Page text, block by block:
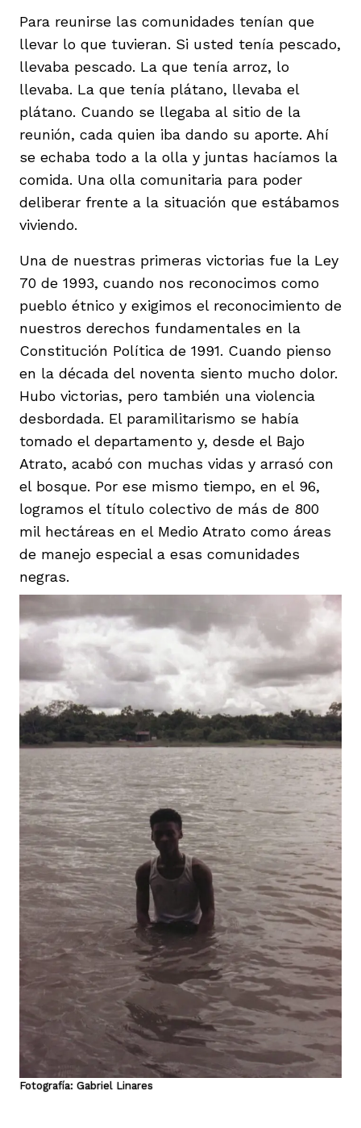
Para reunirse las comunidades tenían que
llevar lo que tuvieran. Si usted tenía pescado,
llevaba pescado. La que tenía arroz, lo
llevaba. La que tenía plátano, llevaba el
plátano. Cuando se llegaba al sitio de la
reunión, cada quien iba dando su aporte. Ahí
se echaba todo a la olla y juntas hacíamos la
comida. Una olla comunitaria para poder
deliberar frente a la situación que estábamos
viviendo.
Una de nuestras primeras victorias fue la Ley
70 de 1993, cuando nos reconocimos como
pueblo étnico y exigimos el reconocimiento de
nuestros derechos fundamentales en la
Constitución Política de 1991. Cuando pienso
en la década del noventa siento mucho dolor.
Hubo victorias, pero también una violencia
desbordada. El paramilitarismo se había
tomado el departamento y, desde el Bajo
Atrato, acabó con muchas vidas y arrasó con
el bosque. Por ese mismo tiempo, en el 96,
logramos el título colectivo de más de 800
mil hectáreas en el Medio Atrato como áreas
de manejo especial a esas comunidades
negras.
Fotografía: Gabriel Linares